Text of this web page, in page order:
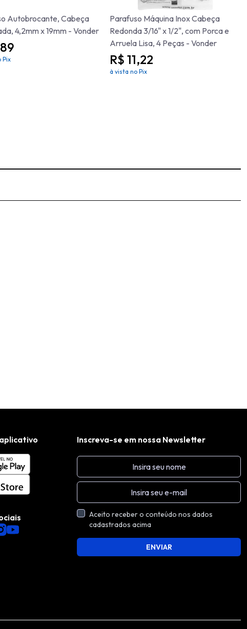
Autobrocante, Cabeça
4,2mm x 19mm - Vonder
Pix
Parafuso Máquina Inox Cabeça
Redonda 3/16" x 1/2", com Porca e
Arruela Lisa, 4 Peças - Vonder
R$ 11,22
à vista no Pix
Inscreva-se em nossa Newsletter
Aceito receber o conteúdo nos dados
cadastrados acima
ENVIAR